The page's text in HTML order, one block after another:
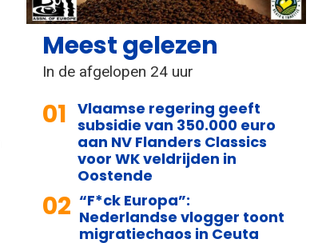
Meest gelezen
In de afgelopen 24 uur
01 Vlaamse regering geeft
subsidie van 350.000 euro
aan NV Flanders Classics
voor WK veldrijden in
Oostende
02 “F*ck Europa”:
Nederlandse vlogger toont
migratiechaos in Ceuta